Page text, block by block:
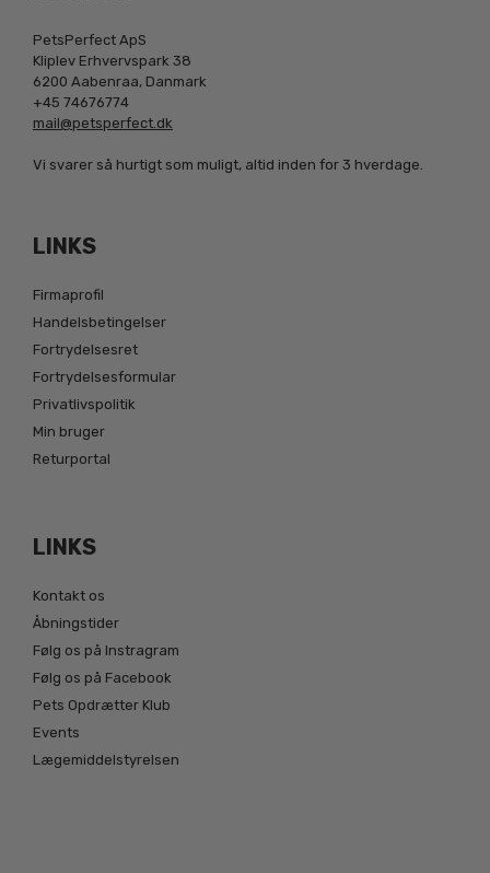
PetsPerfect ApS
Kliplev Erhvervspark 38
6200 Aabenraa, Danmark
+45 74676774
mail@petsperfect.dk
Vi svarer så hurtigt som muligt, altid inden for 3 hverdage.
LINKS
Firmaprofil
Handelsbetingelser
Fortrydelsesret
Fortrydelsesformular
Privatlivspolitik
Min bruger
Returportal
LINKS
Kontakt os
Åbningstider
Følg os på Instragram
Følg os på Facebook
Pets Opdrætter Klub
Events
Lægemiddelstyrelsen